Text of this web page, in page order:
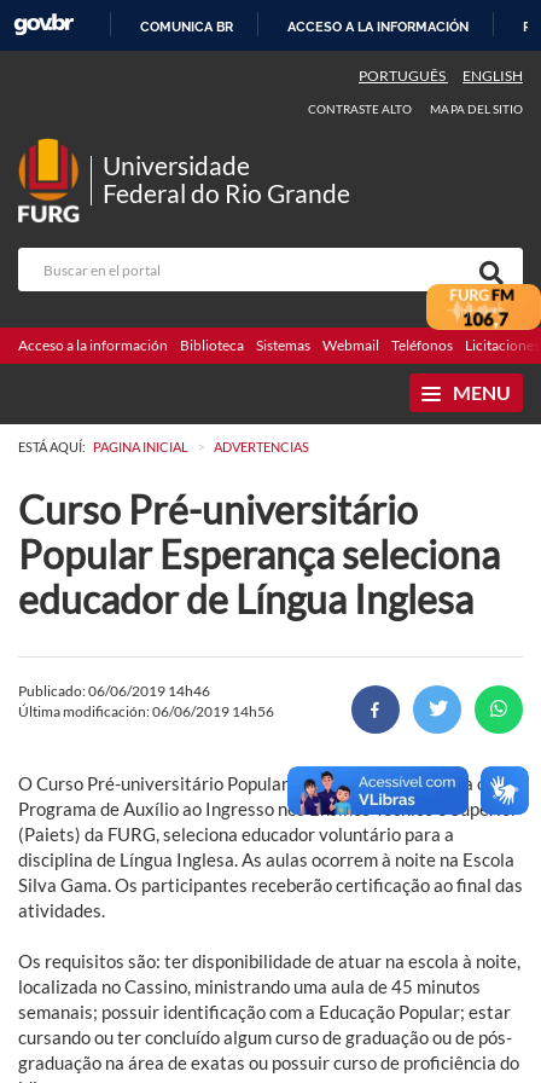
CONTENIDO
COMUNICA BR ACCESO A LA INFORMACIÓN
PORTUGUÊS ENGLISH
CONTRASTE ALTO MAPA DEL SITIO
Universidade
Federal do Rio Grande
Acceso a la información Biblioteca Sistemas Webmail Teléfonos Licitaciones
MENU
ESTÁ AQUÍ: PAGINA INICIAL > ADVERTENCIAS
Curso Pré-universitário
Popular Esperança seleciona
educador de Língua Inglesa
Publicado: 06/06/2019 14h46
Última modificación: 06/06/2019 14h56
O Curso Pré-universitário Popular Esperança, que integra o
Programa de Auxílio ao Ingresso nos Ensinos Técnico e Superior
(Paiets) da FURG, seleciona educador voluntário para a
disciplina de Língua Inglesa. As aulas ocorrem à noite na Escola
Silva Gama. Os participantes receberão certificação ao final das
atividades.
Os requisitos são: ter disponibilidade de atuar na escola à noite,
localizada no Cassino, ministrando uma aula de 45 minutos
semanais; possuir identificação com a Educação Popular; estar
cursando ou ter concluído algum curso de graduação ou de pós-
graduação na área de exatas ou possuir curso de proficiência do